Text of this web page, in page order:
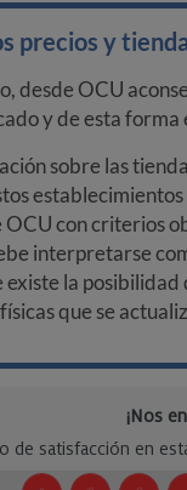
precios y
desde OCU
y de esta
sobre las
con criterios
interpretarse
la
que se